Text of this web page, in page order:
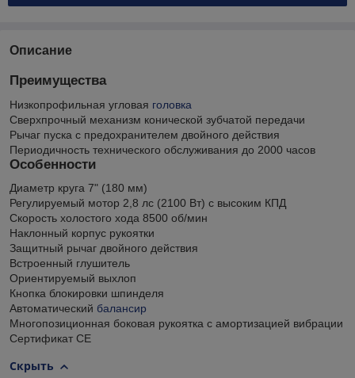
Описание
Преимущества
Низкопрофильная угловая головка
Сверхпрочный механизм конической зубчатой передачи
Рычаг пуска с предохранителем двойного действия
Периодичность технического обслуживания до 2000 часов
Особенности
Диаметр круга 7" (180 мм)
Регулируемый мотор 2,8 лс (2100 Вт) с высоким КПД
Скорость холостого хода 8500 об/мин
Наклонный корпус рукоятки
Защитный рычаг двойного действия
Встроенный глушитель
Ориентируемый выхлоп
Кнопка блокировки шпинделя
Автоматический балансир
Многопозиционная боковая рукоятка с амортизацией вибрации
Сертификат CE
Скрыть